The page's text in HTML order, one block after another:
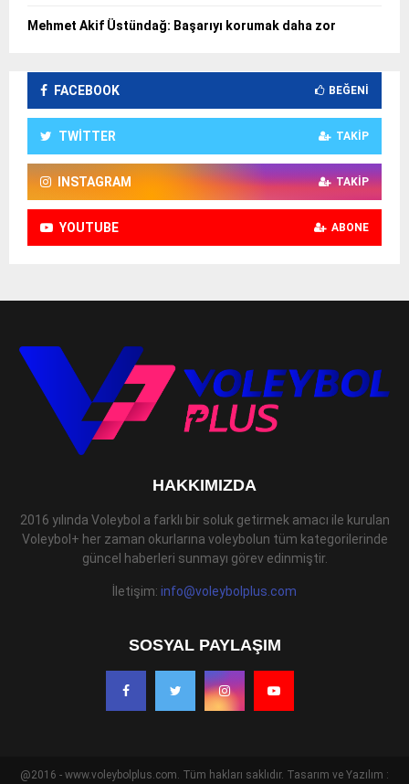
Mehmet Akif Üstündağ: Başarıyı korumak daha zor
FACEBOOK BEĞENI
TWITTER TAKIP
INSTAGRAM TAKIP
YOUTUBE ABONE
HAKKIMIZDA
2016 yılında Voleybol a farklı bir soluk getirmek amacı ile kurulan
Voleybol+ her zaman okurlarına voleybolun tüm kategorilerinde
güncel haberleri sunmayı görev edinmiştir.
İletişim: info@voleybolplus.com
SOSYAL PAYLAŞIM
@2016 - www.voleybolplus.com. Tüm hakları saklıdır. Tasarım ve Yazılım :